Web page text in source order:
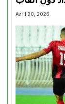
Avril 30, 2026